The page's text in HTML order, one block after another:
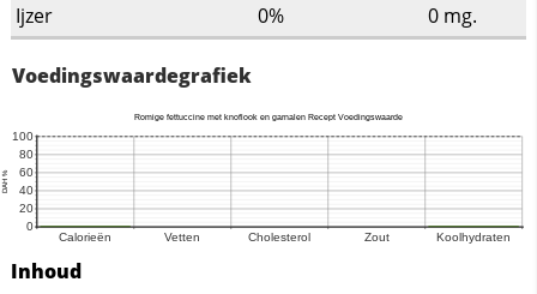
Ijzer
0% 0 mg.
Voedingswaardegrafiek
Inhoud